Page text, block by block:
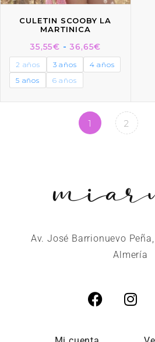
CULETIN SCOOBY LA
MARTINICA
35,55€ - 36,65€
2 años 3 años
4 años
5 años
6 años
1 2
Av. José Barrionuevo
Almería